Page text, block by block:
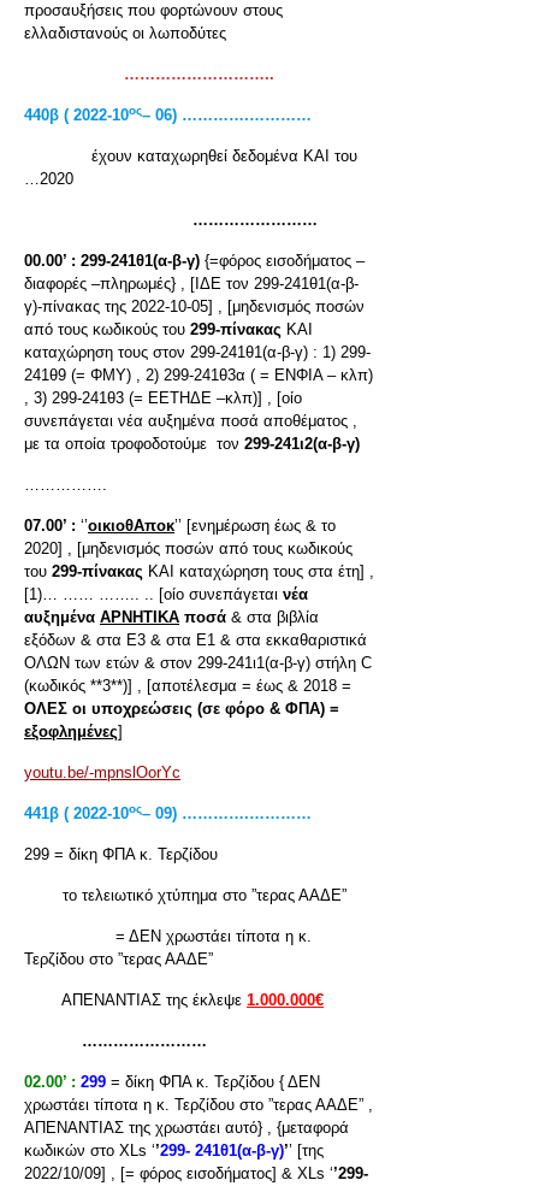
προσαυξήσεις που φορτώνουν στους
ελλαδιστανούς οι λωποδύτες
………………………..
440β ( 2022-10ος– 06) ………….…………
έχουν καταχωρηθεί δεδομένα ΚΑΙ του
…2020
……………………
00.00’ : 299-241θ1(α-β-γ) {=φόρος εισοδήματος –
διαφορές –πληρωμές} , [ΙΔΕ τον 299-241θ1(α-β-
γ)-πίνακας της 2022-10-05] , [μηδενισμός ποσών
από τους κωδικούς του 299-πίνακας ΚΑΙ
καταχώρηση τους στον 299-241θ1(α-β-γ) : 1) 299-
241θ9 (= ΦΜΥ) , 2) 299-241θ3α ( = ΕΝΦΙΑ – κλπ)
, 3) 299-241θ3 (= ΕΕΤΗΔΕ –κλπ)] , [οίο
συνεπάγεται νέα αυξημένα ποσά αποθέματος ,
με τα οποία τροφοδοτούμε τον 299-241ι2(α-β-γ)
…………….
07.00’ : ‘’οικιοθΑποκ’’ [ενημέρωση έως & το
2020] , [μηδενισμός ποσών από τους κωδικούς
του 299-πίνακας ΚΑΙ καταχώρηση τους στα έτη] ,
[1)… …… …….. .. [οίο συνεπάγεται νέα
αυξημένα ΑΡΝΗΤΙΚΑ ποσά & στα βιβλία
εξόδων & στα Ε3 & στα Ε1 & στα εκκαθαριστικά
ΟΛΩΝ των ετών & στον 299-241ι1(α-β-γ) στήλη C
(κωδικός **3**)] , [αποτέλεσμα = έως & 2018 =
ΟΛΕΣ οι υποχρεώσεις (σε φόρο & ΦΠΑ) =
εξοφλημένες]
youtu.be/-mpnslOorYc
441β ( 2022-10ος– 09) ………….…………
299 = δίκη ΦΠΑ κ. Τερζίδου
το τελειωτικό χτύπημα στο ”τερας ΑΑΔΕ”
= ΔΕΝ χρωστάει τίποτα η κ.
Τερζίδου στο ”τερας ΑΑΔΕ”
ΑΠΕΝΑΝΤΙΑΣ της έκλεψε 1.000.000€
……………………
02.00’ : 299 = δίκη ΦΠΑ κ. Τερζίδου { ΔΕΝ
χρωστάει τίποτα η κ. Τερζίδου στο ”τερας ΑΑΔΕ” ,
ΑΠΕΝΑΝΤΙΑΣ της χρωστάει αυτό} , {μεταφορά
κωδικών στο XLs ‘’299- 241θ1(α-β-γ)’’ [της
2022/10/09] , [= φόρος εισοδήματος] & XLs ‘’299-